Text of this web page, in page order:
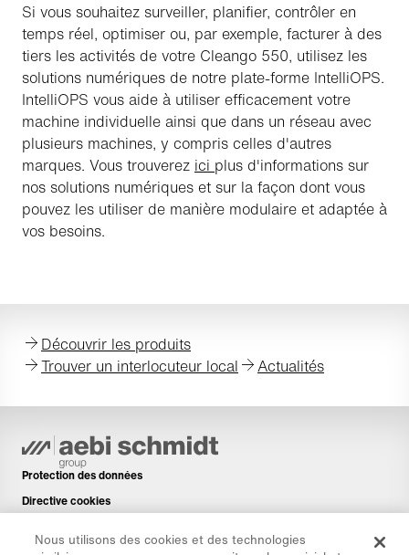
Si vous souhaitez surveiller, planifier, contrôler en
temps réel, optimiser ou, par exemple, facturer à des
tiers les activités de votre Cleango 550, utilisez les
solutions numériques de notre plate-forme IntelliOPS.
IntelliOPS vous aide à utiliser efficacement votre
machine individuelle ainsi que dans un réseau avec
plusieurs machines, y compris celles d'autres
marques. Vous trouverez ici plus d'informations sur
nos solutions numériques et sur la façon dont vous
pouvez les utiliser de manière modulaire et adaptée à
vos besoins.
Découvrir les produits
Trouver un interlocuteur local
Actualités
Protection des données
Directive cookies
Avis de non-responsabilité
Nous utilisons des cookies et des technologies